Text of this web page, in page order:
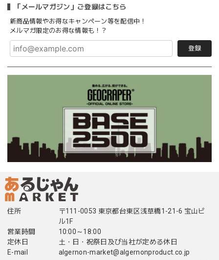
「メールマガジン」ご登録はこちら
新商品情報やお得なキャンペーン等を配信中！
メルマガ限定のお得な情報も！？
登録
住所
〒111-0053 東京都台東区浅草橋1-21-6 宝山ビ
ル1F
営業時間
10:00～18:00
定休日
土・日・祝祭日及び当社が定める休日
E-mail
algernon-market@algernonproduct.co.jp